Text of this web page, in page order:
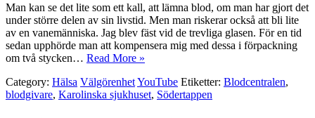
Man kan se det lite som ett kall, att lämna blod, om man har gjort det
under större delen av sin livstid. Men man riskerar också att bli lite
av en vanemänniska. Jag blev fäst vid de trevliga glasen. För en tid
sedan upphörde man att kompensera mig med dessa i förpackning
om två stycken… Read More »
Category: Hälsa VälgörenhetYouTube Etiketter: Blodcentralen,
blodgivare, Karolinska sjukhuset, Södertappen